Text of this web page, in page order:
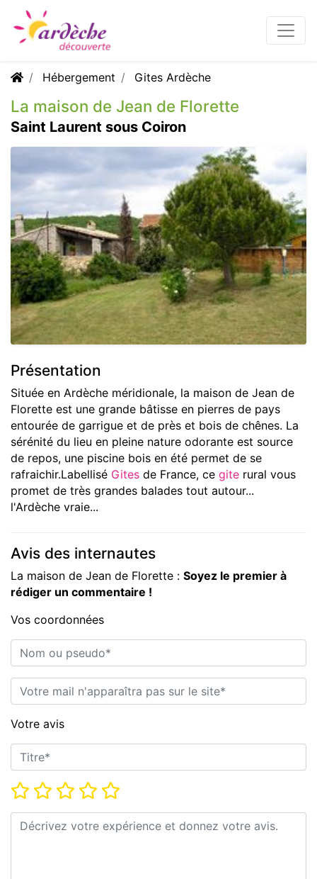
Hébergement Gites Ardèche
La maison de Jean de Florette
Saint Laurent sous Coiron
Présentation
Située en Ardèche méridionale, la maison de Jean de
Florette est une grande bâtisse en pierres de pays
entourée de garrigue et de près et bois de chênes. La
sérénité du lieu en pleine nature odorante est source
de repos, une piscine bois en été permet de se
rafraichir.Labellisé Gites de France, ce gite rural vous
promet de très grandes balades tout autour...
l'Ardèche vraie...
Avis des internautes
La maison de Jean de Florette : Soyez le premier à
rédiger un commentaire !
Vos coordonnées
Nom ou pseudo*
E-mail*
Votre avis
Titre*
Note*
Commentaire*